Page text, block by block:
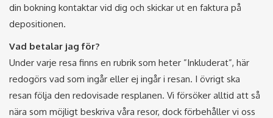
din bokning kontaktar vid dig och skickar ut en faktura på
depositionen.
Vad betalar jag för?
Under varje resa finns en rubrik som heter ”Inkluderat”, här
redogörs vad som ingår eller ej ingår i resan. I övrigt ska
resan följa den redovisade resplanen. Vi försöker alltid att så
nära som möjligt beskriva våra resor, dock förbehåller vi oss